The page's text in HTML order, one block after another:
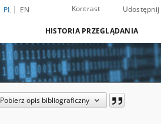
PL EN Kontrast Udostępnij
HISTORIA PRZEGLĄDANIA
Pobierz opis bibliograficzny